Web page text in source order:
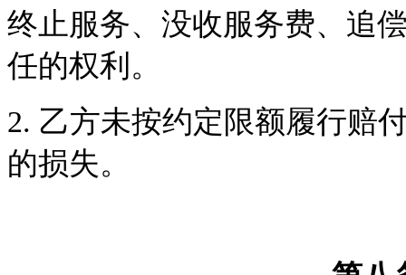
终止服务、没收服务费、追
任的权利。
2. 乙方未按约定限额履行赔
的损失。